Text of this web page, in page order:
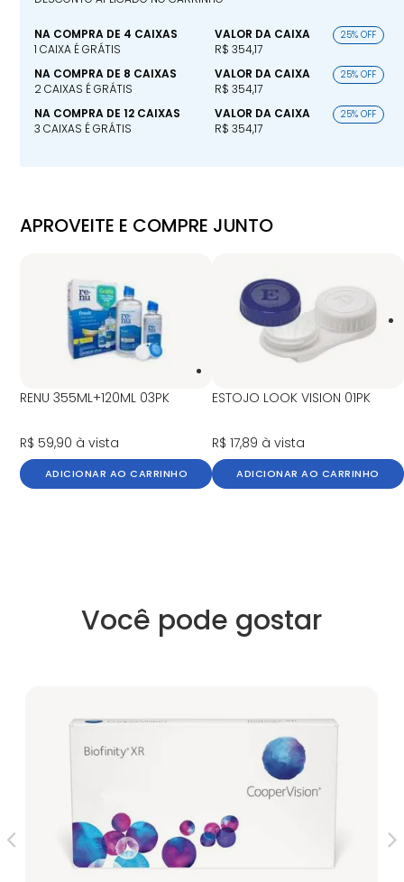
NA COMPRA DE 4 CAIXAS
1 CAIXA É GRÁTIS
VALOR DA CAIXA
R$ 354,17
25% OFF
NA COMPRA DE 8 CAIXAS
2 CAIXAS É GRÁTIS
VALOR DA CAIXA
R$ 354,17
25% OFF
NA COMPRA DE 12 CAIXAS
3 CAIXAS É GRÁTIS
VALOR DA CAIXA
R$ 354,17
25% OFF
APROVEITE E COMPRE JUNTO
RENU 355ML+120ML 03PK
R$ 59,90 à vista
ADICIONAR AO CARRINHO
ESTOJO LOOK VISION 01PK
R$ 17,89 à vista
ADICIONAR AO CARRINHO
Você pode gostar